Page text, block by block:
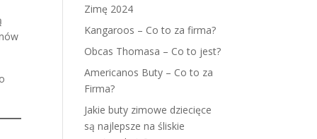
Zimę 2024
Kangaroos – Co to za firma?
Obcas Thomasa – Co to jest?
Americanos Buty – Co to za
Firma?
Jakie buty zimowe dziecięce
są najlepsze na śliskie